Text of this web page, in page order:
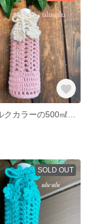
SOLD OUT